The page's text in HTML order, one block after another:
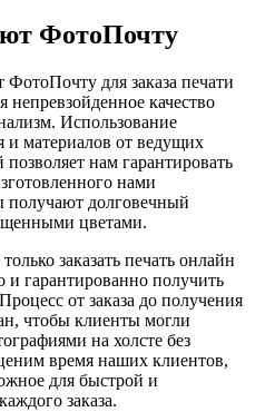
ФотоПочту
для заказа печати
непревзойденное качество
Использование
и материалов от ведущих
нам гарантировать
нами
получают долговечный
цветами.
заказать печать онлайн
и гарантированно получить
от заказа до получения
чтобы клиенты могли
на холсте без
время наших клиентов,
для быстрой и
заказа.